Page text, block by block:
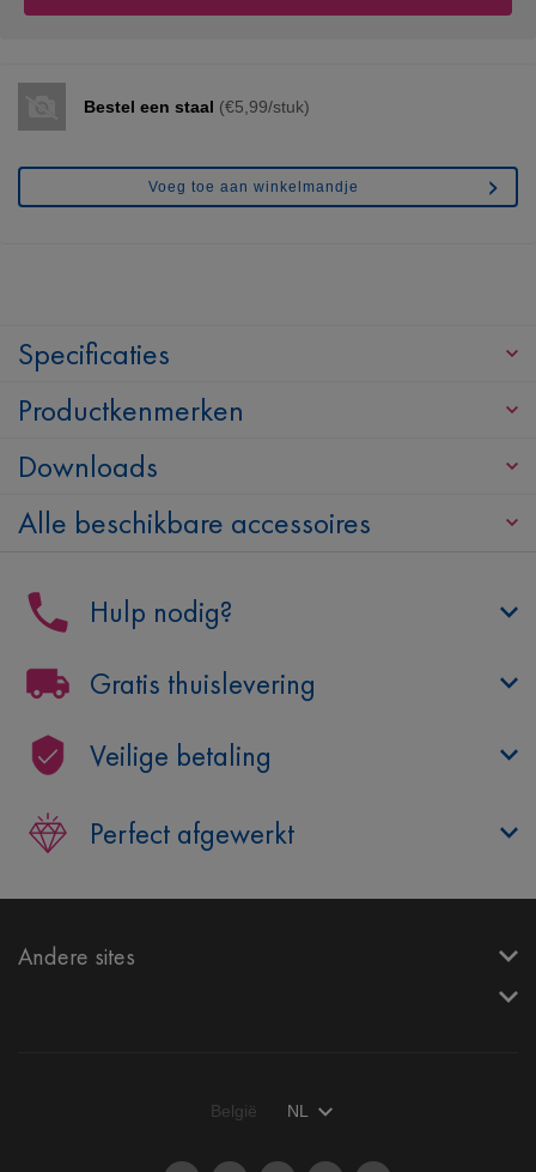
Bestel een staal (€5,99/stuk)
Voeg toe aan winkelmandje
Specificaties
Productkenmerken
Downloads
Alle beschikbare accessoires
Hulp nodig?
Gratis thuislevering
Veilige betaling
Perfect afgewerkt
Andere sites
België NL